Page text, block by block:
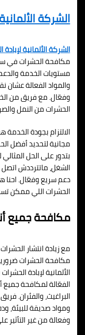
الشركة
الشركة الألمانية
مكافحة الحشرات في
مستويات الخدمة
والمواد الفعالة
وفعّال. مع فريق من
الحشرات من النمل
الالتزام بجودة الخدمة
مجانية لتحديد أفضل
بتدور على الحل
دعم سريع وفعّال. احنا
الحشرات اللي ممكن
مكافحة جميع
مع زيادة انتشار
مكافحة الحشرات
الألمانية لإبادة
الفعّالة لمكافحة جميع
البراغيث، والفئران.
ومواد صديقة للبيئة،
وفعالة من غير التأثير